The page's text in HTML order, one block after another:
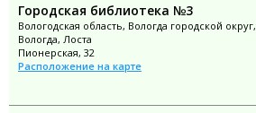
Городская библиотека №3
Вологодская область, Вологда городской округ,
Вологда, Лоста
Пионерская, 32
Расположение на карте